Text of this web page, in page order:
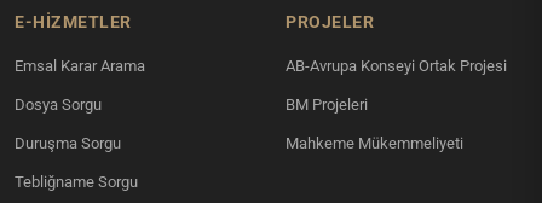
E-HİZMETLER
Emsal Karar Arama
Dosya Sorgu
Duruşma Sorgu
Tebliğname Sorgu
PROJELER
AB-Avrupa Konseyi Ortak Projesi
BM Projeleri
Mahkeme Mükemmeliyeti